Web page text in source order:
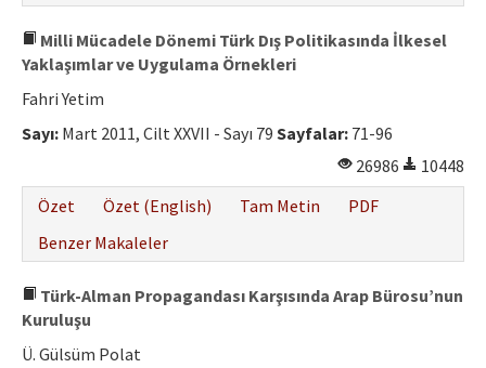
Milli Mücadele Dönemi Türk Dış Politikasında İlkesel
Yaklaşımlar ve Uygulama Örnekleri
Fahri Yetim
Sayı: Mart 2011, Cilt XXVII - Sayı 79 Sayfalar: 71-96
26986
10448
Özet
Özet (English) Tam Metin
PDF
Benzer Makaleler
Türk-Alman Propagandası Karşısında Arap Bürosu’nun
Kuruluşu
Ü. Gülsüm Polat